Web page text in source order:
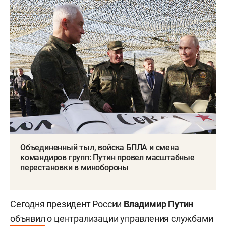
Объединенный тыл, войска БПЛА и смена
командиров групп: Путин провел масштабные
перестановки в минобороны
Сегодня президент России Владимир Путин
объявило централизации управления службами